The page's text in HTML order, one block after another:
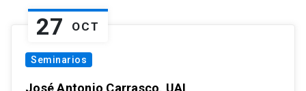
27 OCT
Seminarios
José Antonio Carrasco, UAI